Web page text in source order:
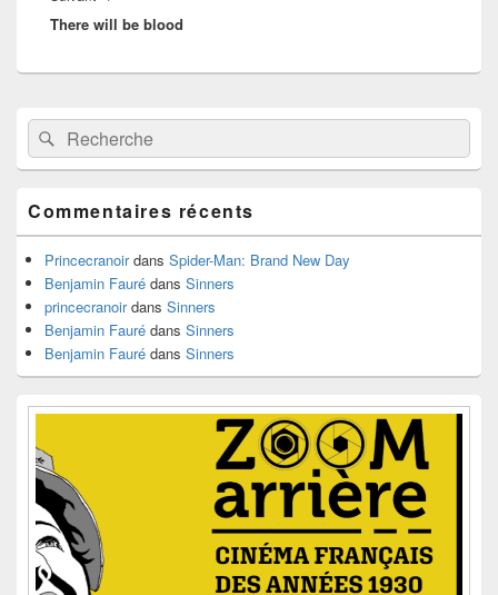
suivant :
There will be blood
Zone
principale
de
widget
barre
latérale
Recherche :Rechercher
Commentaires récents
Princecranoirdans Spider-Man: Brand New Day
Benjamin Fauré dans Sinners
princecranoirdans Sinners
Benjamin Fauré dans Sinners
Benjamin Fauré dans Sinners